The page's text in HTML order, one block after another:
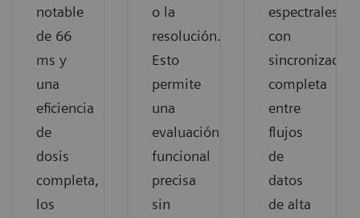
notable
de 66
ms y
una
eficiencia
de
dosis
completa,
los
o la
resolución.
Esto
permite
una
evaluación
funcional
precisa
sin
espectrales
con
sincronización
completa
entre
flujos
de
datos
de alta